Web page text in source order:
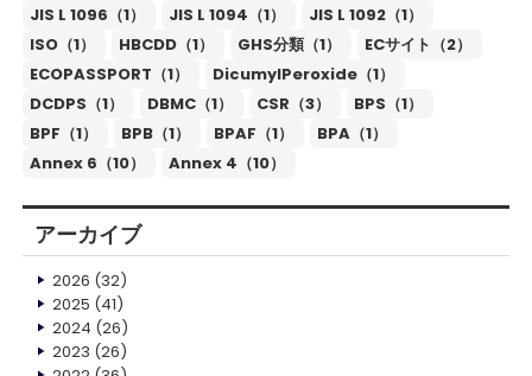
JIS L 1096（1）
JIS L 1094（1）
JIS L 1092（1）
ISO（1）
HBCDD（1） GHS分類（1）
ECサイト（2）
ECOPASSPORT（1）
DicumylPeroxide（1）
DCDPS（1）
DBMC（1） CSR（3）
BPS（1）
BPF（1）
BPB（1） BPAF（1）
BPA（1）
Annex 6（10）
Annex 4（10）
アーカイブ
2026 (32)
2025 (41)
2024 (26)
2023 (26)